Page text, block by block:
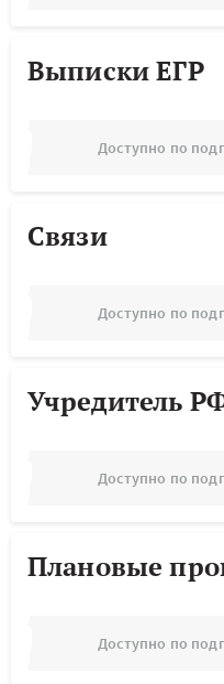
Выписки ЕГР
Доступно по
Связи
Доступно по
Учредитель
Доступно по
Плановые
Доступно по